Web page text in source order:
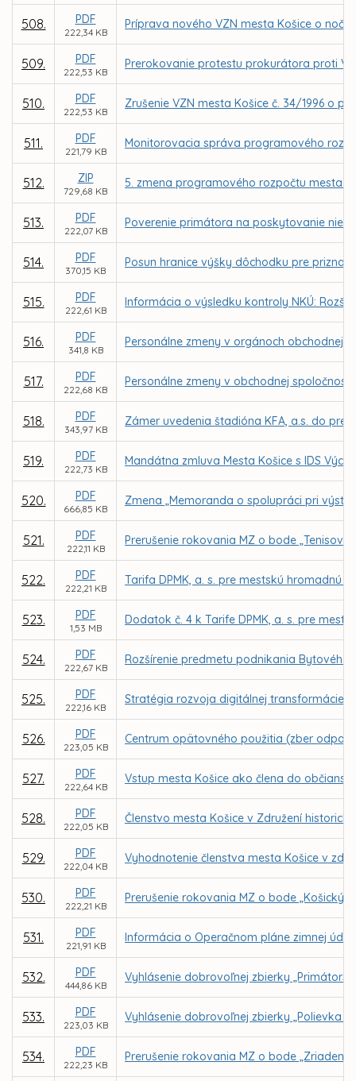
508. PDF
222,34 KB
Príprava nového VZN mesta Košice o
509. PDF
222,53 KB
Prerokovanie protestu prokurátora proti
510. PDF
222,53 KB
Zrušenie VZN mesta Košice č. 34/1996 o
511. PDF
221,79 KB
Monitorovacia správa programového
512. ZIP
729,68 KB
5. zmena programového rozpočtu mesta
513. PDF
222,07 KB
Poverenie primátora na poskytovanie
514. PDF
370,15 KB
Posun hranice výšky dôchodku pre
515. PDF
222,61 KB
Informácia o výsledku kontroly NKÚ:
516. PDF
341,8 KB
Personálne zmeny v orgánoch obchodnej
517. PDF
222,68 KB
Personálne zmeny v obchodnej
518. PDF
343,97 KB
Zámer uvedenia štadióna KFA, a.s. do
519. PDF
222,73 KB
Mandátna zmluva Mesta Košice s IDS
520. PDF
666,85 KB
Zmena „Memoranda o spolupráci pri
521. PDF
222,11 KB
Prerušenie rokovania MZ o bode
522. PDF
222,21 KB
Tarifa DPMK, a. s. pre mestskú
523. PDF
1,53 MB
Dodatok č. 4 k Tarife DPMK, a. s. pre
524. PDF
222,67 KB
Rozšírenie predmetu podnikania Bytového
525. PDF
222,16 KB
Stratégia rozvoja digitálnej transformácie
526. PDF
223,05 KB
Centrum opätovného použitia (zber
527. PDF
222,64 KB
Vstup mesta Košice ako člena do
528. PDF
222,05 KB
Členstvo mesta Košice v Združení
529. PDF
222,04 KB
Vyhodnotenie členstva mesta Košice v
530. PDF
222,21 KB
Prerušenie rokovania MZ o bode „Košický
531. PDF
221,91 KB
Informácia o Operačnom pláne zimnej
532. PDF
444,86 KB
Vyhlásenie dobrovoľnej zbierky
533. PDF
223,03 KB
Vyhlásenie dobrovoľnej zbierky „Polievka
534. PDF
222,23 KB
Prerušenie rokovania MZ o bode